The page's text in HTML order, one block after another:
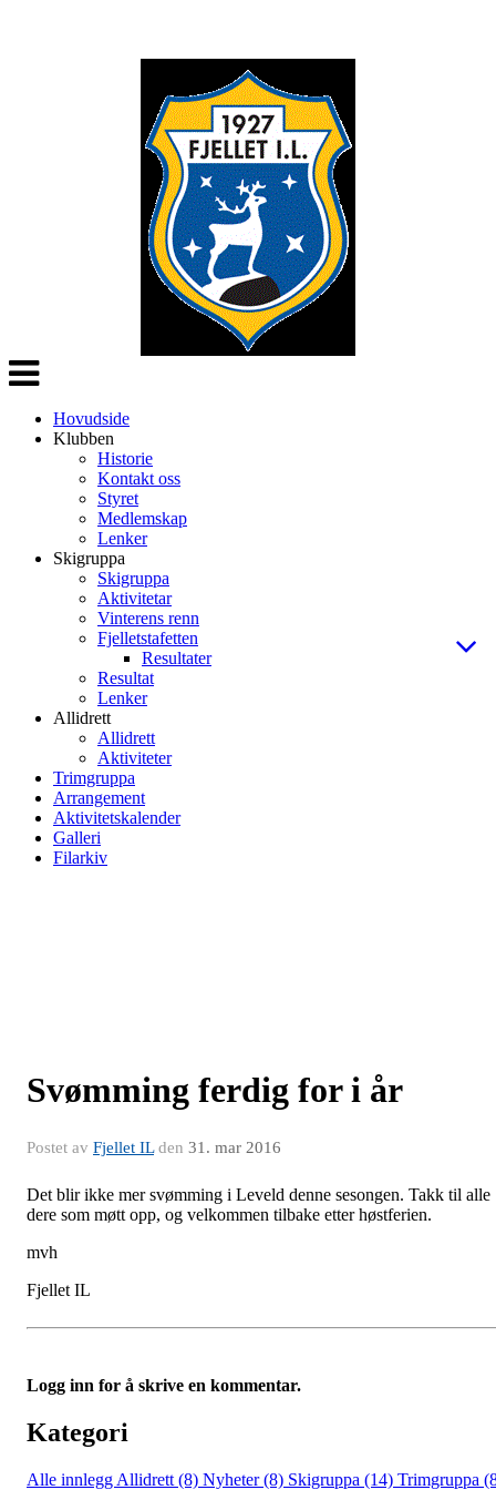
Veksle
navigasjon
Hovudside
Klubben
Historie
Kontakt oss
Styret
Medlemskap
Lenker
Skigruppa
Skigruppa
Aktivitetar
Vinterens renn
Fjelletstafetten
Resultater
Resultat
Lenker
Allidrett
Allidrett
Aktiviteter
Trimgruppa
Arrangement
Aktivitetskalender
Galleri
Filarkiv
Svømming ferdig for i år
Postet av Fjellet ILden 31. mar 2016
Det blir ikke mer svømming i Leveld denne sesongen. Takk til alle
dere som møtt opp, og velkommen tilbake etter høstferien.
mvh
Fjellet IL
Logg inn for å skrive en kommentar.
Kategori
Alle innlegg Allidrett (8) Nyheter (8) Skigruppa (14) Trimgruppa